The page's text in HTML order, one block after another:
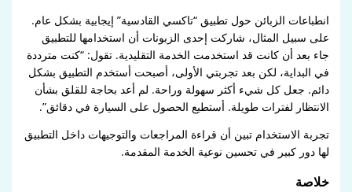
انطباعات الزبائن حول تطبيق “تاكسي القادسية” إيجابية بشكل عام.
على سبيل المثال، شاركت إحدى الزبونات أن استخدامها للتطبيق
جاء بعد أن كانت قد استخدمت الخدمة التقليدية. تقول: “كنت مترددة
في البداية، لكن بعد تجربتي الأولى، أصبحت أستخدم التطبيق بشكل
دائم. جعل كل شيء أكثر سهولة وراحة. لم أعد بحاجة للقلق بشأن
الانتظار لفترات طويلة. أستطيع الحصول على السيارة في دقائق”.
تجربة الاستخدام تبين أن قراءة المراجعات والتوجيهات داخل التطبيق
لها دور كبير في تحسين نوعية الخدمة المقدمة.
خلاصة